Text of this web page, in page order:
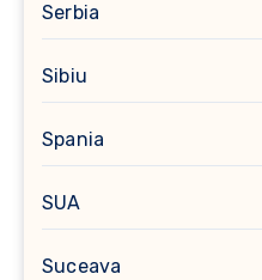
Serbia
Sibiu
Spania
SUA
Suceava